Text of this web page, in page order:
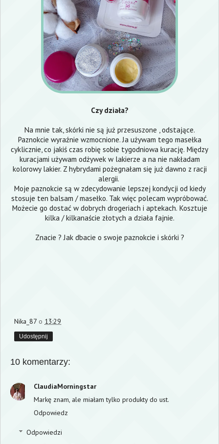
Czy działa?
Na mnie tak, skórki nie są już przesuszone , odstające.
Paznokcie wyraźnie wzmocnione. Ja używam tego masełka
cyklicznie, co jakiś czas robię sobie tygodniowa kurację. Między
kuracjami używam odżywek w lakierze a na nie nakładam
kolorowy lakier. Z hybrydami pożegnałam się już dawno z racji
alergii.
Moje paznokcie są w zdecydowanie lepszej kondycji od kiedy
stosuje ten balsam / masełko. Tak więc polecam wypróbować.
Możecie go dostać w dobrych drogeriach i aptekach. Kosztuje
kilka / kilkanaście złotych a działa fajnie.
Znacie ? Jak dbacie o swoje paznokcie i skórki ?
Nika_87 o 13:29
Udostępnij
10 komentarzy:
ClaudiaMorningstar
Markę znam, ale miałam tylko produkty do ust.
Odpowiedz
Odpowiedzi